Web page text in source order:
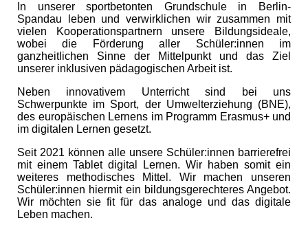
In unserer sportbetonten Grundschule in Berlin-
Spandau leben und verwirklichen wir zusammen mit
vielen Kooperationspartnern unsere Bildungsideale,
wobei die Förderung aller Schüler:innen im
ganzheitlichen Sinne der Mittelpunkt und das Ziel
unserer inklusiven pädagogischen Arbeit ist.
Neben innovativem Unterricht sind bei uns
Schwerpunkte im Sport, der Umwelterziehung (BNE),
des europäischen Lernens im Programm Erasmus+ und
im digitalen Lernen gesetzt.
Seit 2021 können alle unsere Schüler:innen barrierefrei
mit einem Tablet digital Lernen. Wir haben somit ein
weiteres methodisches Mittel. Wir machen unseren
Schüler:innen hiermit ein bildungsgerechteres Angebot.
Wir möchten sie fit für das analoge und das digitale
Leben machen.